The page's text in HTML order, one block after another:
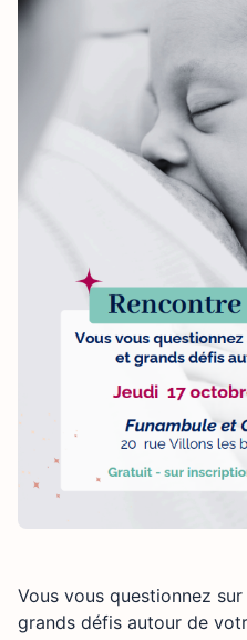
Vous vous questionnez
grands défis autour de